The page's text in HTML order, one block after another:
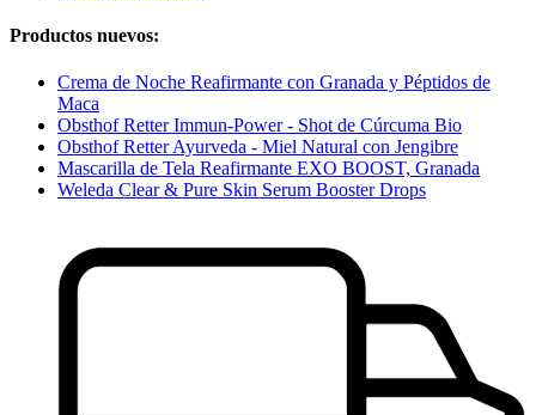
Productos nuevos:
Crema de Noche Reafirmante con Granada y Péptidos de
Maca
Obsthof Retter Immun-Power - Shot de Cúrcuma Bio
Obsthof Retter Ayurveda - Miel Natural con Jengibre
Mascarilla de Tela Reafirmante EXO BOOST, Granada
Weleda Clear & Pure Skin Serum Booster Drops